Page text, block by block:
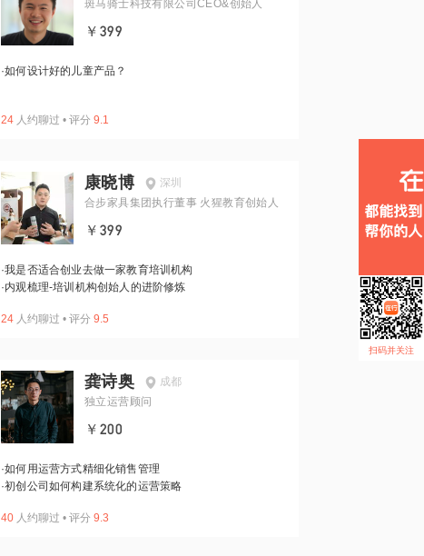
斑马骑士科技有限公司CEO&创始人
￥399
·如何设计好的儿童产品？
24 人约聊过 • 评分 9.1
康晓博
深圳
合步家具集团执行董事 火猩教育创始人
￥399
·我是否适合创业去做一家教育培训机构
·内观梳理-培训机构创始人的进阶修炼
24 人约聊过 • 评分 9.5
龚诗奥
成都
独立运营顾问
￥200
·如何用运营方式精细化销售管理
·初创公司如何构建系统化的运营策略
40 人约聊过 • 评分 9.3
扫码并关注